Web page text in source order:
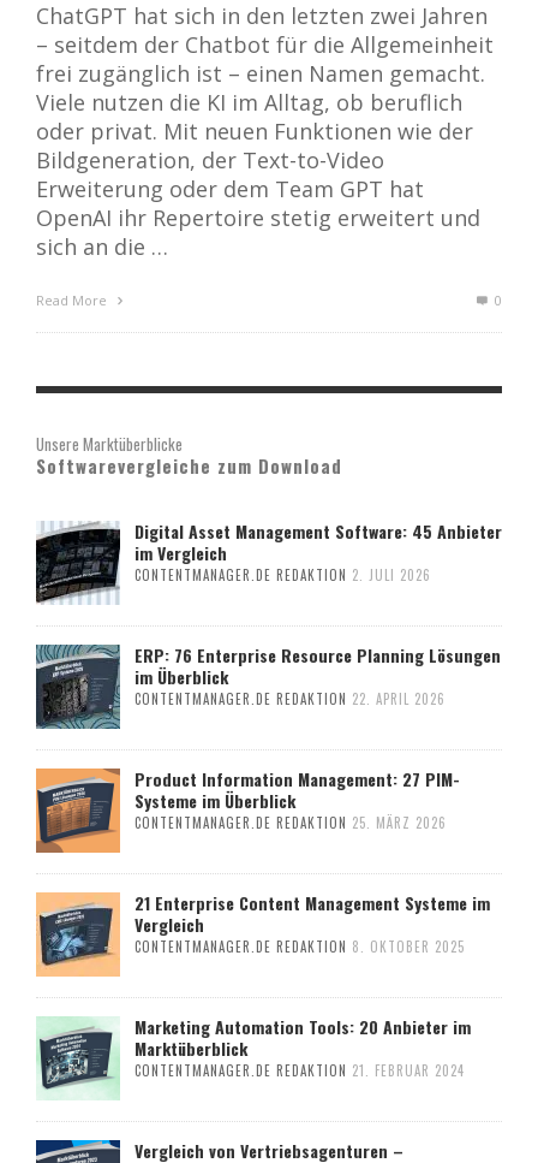
ChatGPT hat sich in den letzten zwei Jahren
– seitdem der Chatbot für die Allgemeinheit
frei zugänglich ist – einen Namen gemacht.
Viele nutzen die KI im Alltag, ob beruflich
oder privat. Mit neuen Funktionen wie der
Bildgeneration, der Text-to-Video
Erweiterung oder dem Team GPT hat
OpenAI ihr Repertoire stetig erweitert und
sich an die …
Read More 0
Unsere Marktüberblicke
Softwarevergleiche zum Download
Digital Asset Management Software: 45 Anbieter
im Vergleich
CONTENTMANAGER.DE REDAKTION 2. JULI 2026
ERP: 76 Enterprise Resource Planning Lösungen
im Überblick
CONTENTMANAGER.DE REDAKTION 22. APRIL 2026
Product Information Management: 27 PIM-
Systeme im Überblick
CONTENTMANAGER.DE REDAKTION 25. MÄRZ 2026
21 Enterprise Content Management Systeme im
Vergleich
CONTENTMANAGER.DE REDAKTION 8. OKTOBER 2025
Marketing Automation Tools: 20 Anbieter im
Marktüberblick
CONTENTMANAGER.DE REDAKTION 21. FEBRUAR 2024
Vergleich von Vertriebsagenturen –